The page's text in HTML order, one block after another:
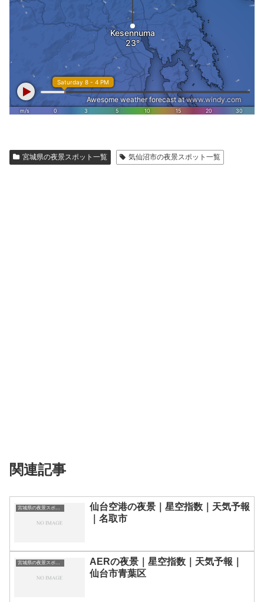
宮城県の夜景スポット一覧 気仙沼市の夜景スポット一覧
関連記事
宮城県の夜景スポット一覧
仙台空港の夜景｜星空指数｜天気予報
｜名取市
宮城県の夜景スポット一覧
AERの夜景｜星空指数｜天気予報｜
仙台市青葉区